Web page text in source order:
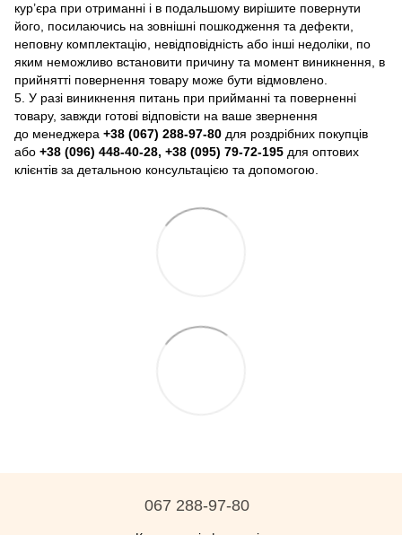
кур’єра при отриманні і в подальшому вирішите повернути
його, посилаючись на зовнішні пошкодження та дефекти,
неповну комплектацію, невідповідність або інші недоліки, по
яким неможливо встановити причину та момент виникнення, в
прийнятті повернення товару може бути відмовлено.
5. У разі виникнення питань при прийманні та поверненні
товару, завжди готові відповісти на ваше звернення
до менеджера +38 (067) 288-97-80 для роздрібних покупців
або +38 (096) 448-40-28, +38 (095) 79-72-195 для оптових
клієнтів за детальною консультацією та допомогою.
067 288-97-80